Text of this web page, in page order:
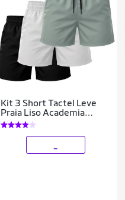
Kit 3 Short Tactel Leve
Praia Liso Academia
Bermuda Masculina